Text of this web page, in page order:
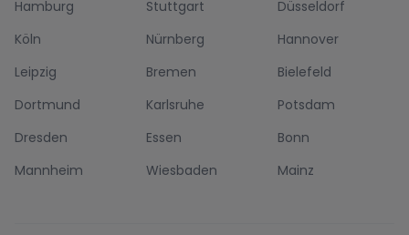
Hamburg
Stuttgart
Düsseldorf
Köln
Nürnberg
Hannover
Leipzig
Bremen
Bielefeld
Dortmund
Karlsruhe
Potsdam
Dresden
Essen
Bonn
Mannheim
Wiesbaden Mainz